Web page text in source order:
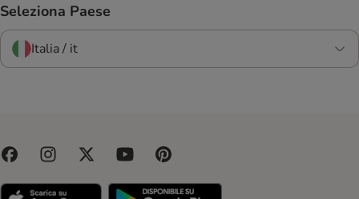
Seleziona Paese
Italia / it